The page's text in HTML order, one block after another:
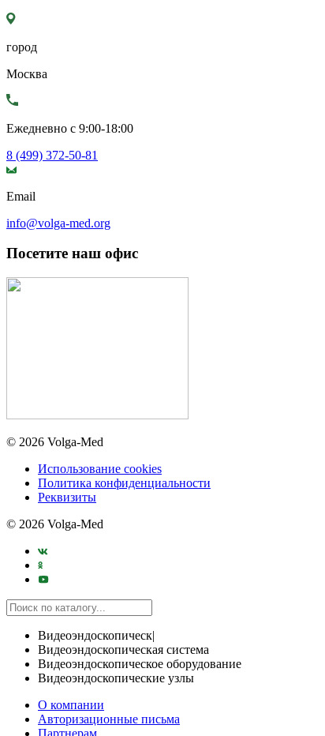
город
Москва
Ежедневно с 9:00-18:00
8 (499) 372-50-81
Email
info@volga-med.org
Посетите наш офис
© 2026 Volga-Med
Использование cookies
Политика конфиденциальности
Реквизиты
© 2026 Volga-Med
Видеоэндоскопическ|
Видеоэндоскопическая система
Видеоэндоскопическое оборудование
Видеоэндоскопические узлы
О компании
Авторизационные письма
Партнерам